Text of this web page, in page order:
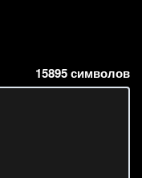
15895символов